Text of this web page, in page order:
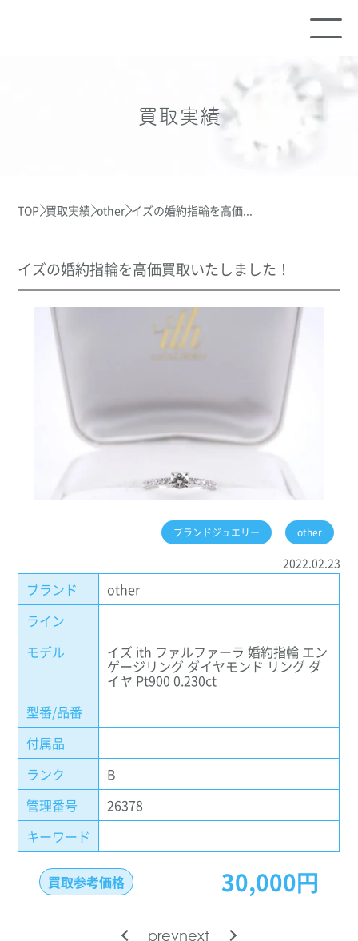
買取実績
TOP 買取実績 other イズの婚約指輪を高価...
イズの婚約指輪を高価買取いたしました！
ブランドジュエリー other
2022.02.23
ブランド
other
ライン
モデル
イズ ith ファルファーラ 婚約指輪 エン
ゲージリング ダイヤモンド リング ダ
イヤ Pt900 0.230ct
型番/品番
付属品
ランク
B
管理番号
26378
キーワード
買取参考価格 30,000円
prevnext